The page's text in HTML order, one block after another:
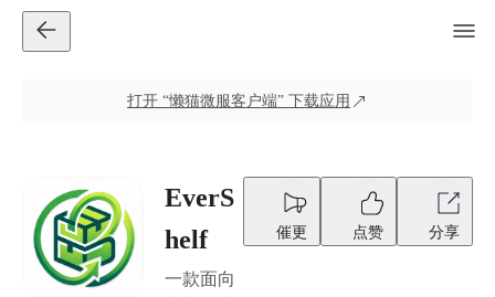
打开 “懒猫微服客户端” 下载应用
EverS
helf
一款面向
催更 点赞 分享